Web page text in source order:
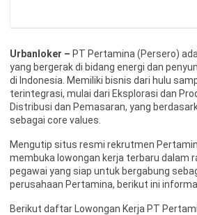
Urbanloker – PT Pertamina (Persero)
yang bergerak di bidang energi dan
di Indonesia. Memiliki bisnis dari hulu
terintegrasi, mulai dari Eksplorasi dan
Distribusi dan Pemasaran, yang
sebagai core values.
Mengutip situs resmi rekrutmen
membuka lowongan kerja terbaru dalam
pegawai yang siap untuk bergabung
perusahaan Pertamina, berikut ini
Berikut daftar Lowongan Kerja PT